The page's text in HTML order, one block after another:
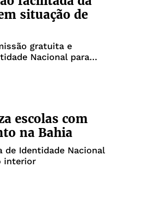
situação de
gratuita e
Nacional para
escolas com
na Bahia
de Identidade Nacional
interior